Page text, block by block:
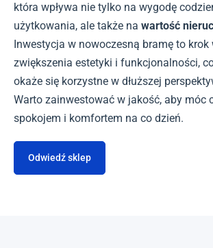
która wpływa nie tylko na wygodę
użytkowania, ale także na wartość
Inwestycja w nowoczesną bramę to krok
zwiększenia estetyki i funkcjonalności,
okaże się korzystne w dłuższej
Warto zainwestować w jakość, aby móc
spokojem i komfortem na co dzień.
Odwiedź sklep